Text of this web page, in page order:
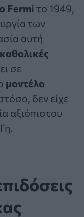
Fermi το 1949,
των
αυτή
καθολικές
σε
μοντέλο
δεν είχε
αξιόπιστου